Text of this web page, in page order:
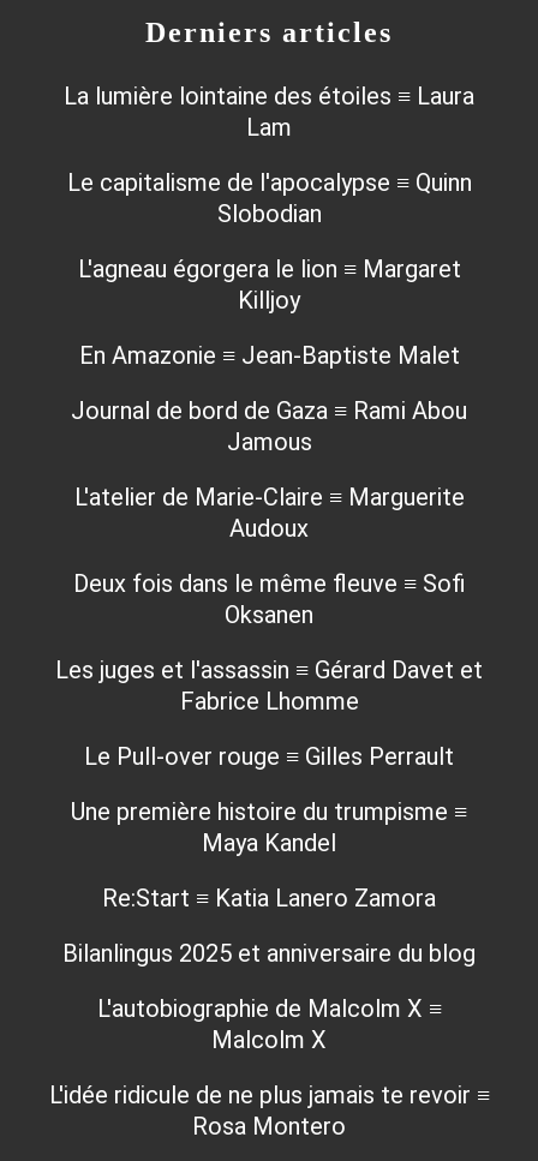
Derniers articles
La lumière lointaine des étoiles ≡ Laura
Lam
Le capitalisme de l'apocalypse ≡ Quinn
Slobodian
L'agneau égorgera le lion ≡ Margaret
Killjoy
En Amazonie ≡ Jean-Baptiste Malet
Journal de bord de Gaza ≡ Rami Abou
Jamous
L'atelier de Marie-Claire ≡ Marguerite
Audoux
Deux fois dans le même fleuve ≡ Sofi
Oksanen
Les juges et l'assassin ≡ Gérard Davet et
Fabrice Lhomme
Le Pull-over rouge ≡ Gilles Perrault
Une première histoire du trumpisme ≡
Maya Kandel
Re:Start ≡ Katia Lanero Zamora
Bilanlingus 2025 et anniversaire du blog
L'autobiographie de Malcolm X ≡
Malcolm X
L'idée ridicule de ne plus jamais te revoir ≡
Rosa Montero